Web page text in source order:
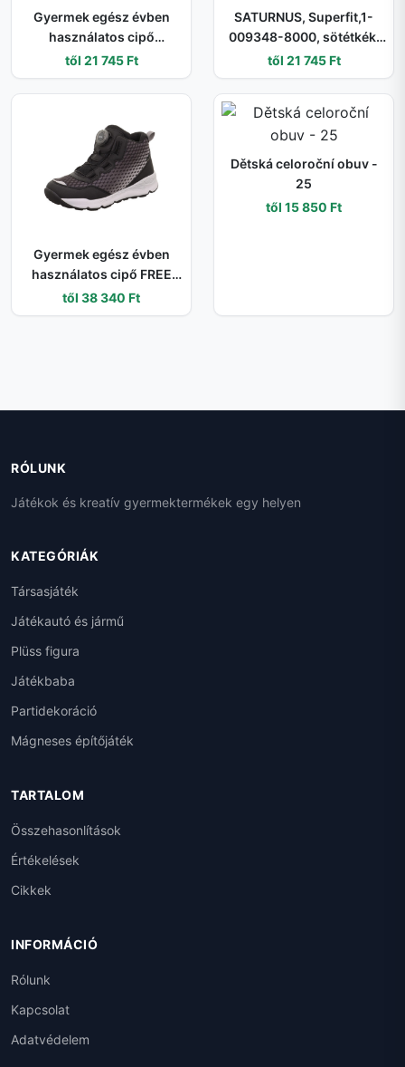
Gyermek egész évben
használatos cipő
SATURNUS, Superfit,1-
009346-8010, világoskék
- 21
től 21 745 Ft
SATURNUS, Superfit,1-
009348-8000, sötétkék,
fiú cipő, egész szezonra
való - 21
től 21 745 Ft
Gyermek egész évben
használatos cipő FREE
RIDE GTX BOA, Superfit, 1-
000563-0000, fekete - 32
től 38 340 Ft
Dětská celoroční obuv -
25
től 15 850 Ft
RÓLUNK
Játékok és kreatív gyermektermékek egy helyen
KATEGÓRIÁK
Társasjáték
Játékautó és jármű
Plüss figura
Játékbaba
Partidekoráció
Mágneses építőjáték
TARTALOM
Összehasonlítások
Értékelések
Cikkek
INFORMÁCIÓ
Rólunk
Kapcsolat
Adatvédelem